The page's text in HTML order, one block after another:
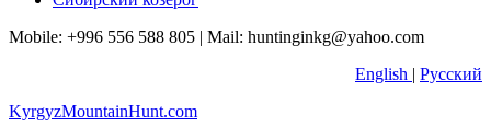
Mobile: +996 556 588 805 | Mail: huntinginkg@yahoo.com
English | Русский
KyrgyzMountainHunt.com